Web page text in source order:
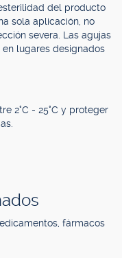
del producto
sola aplicación, no
severa. Las agujas
lugares designados
2°C - 25°C y proteger
fármacos